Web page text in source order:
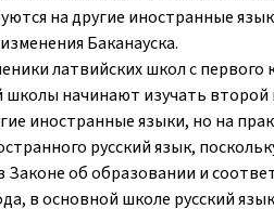
на другие иностранные
Баканауска.
латвийских школ с
школы начинают изучать
иностранные языки, но на
русский язык,
об образовании и
в основной школе русский